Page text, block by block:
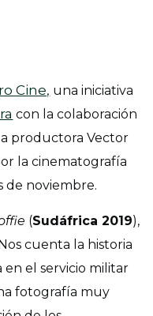
Cine, una iniciativa
con la colaboración
productora Vector
la cinematografía
de noviembre.
(Sudáfrica 2019),
cuenta la historia
el servicio militar
fotografía muy